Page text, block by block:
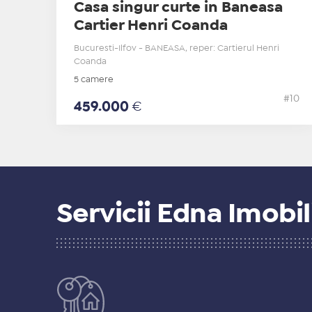
Casa singur curte in Baneasa
Cartier Henri Coanda
Bucuresti-Ilfov - BANEASA, reper: Cartierul Henri
Coanda
5 camere
459.000 €
#10
Servicii Edna